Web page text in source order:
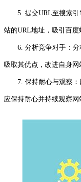
5. 提交URL至搜索引
站的URL地址，吸引百度
6. 分析竞争对手：分
吸取其优点，改进自身网
7. 保持耐心与观察：
应保持耐心并持续观察网